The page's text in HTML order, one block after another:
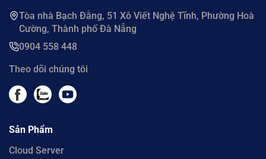
Tòa nhà Bạch Đằng, 51 Xô Viết Nghệ Tĩnh, Phường Hoà
Cường, Thành phố Đà Nẵng
0904 558 448
Theo dõi chúng tôi
Sản Phẩm
Cloud Server